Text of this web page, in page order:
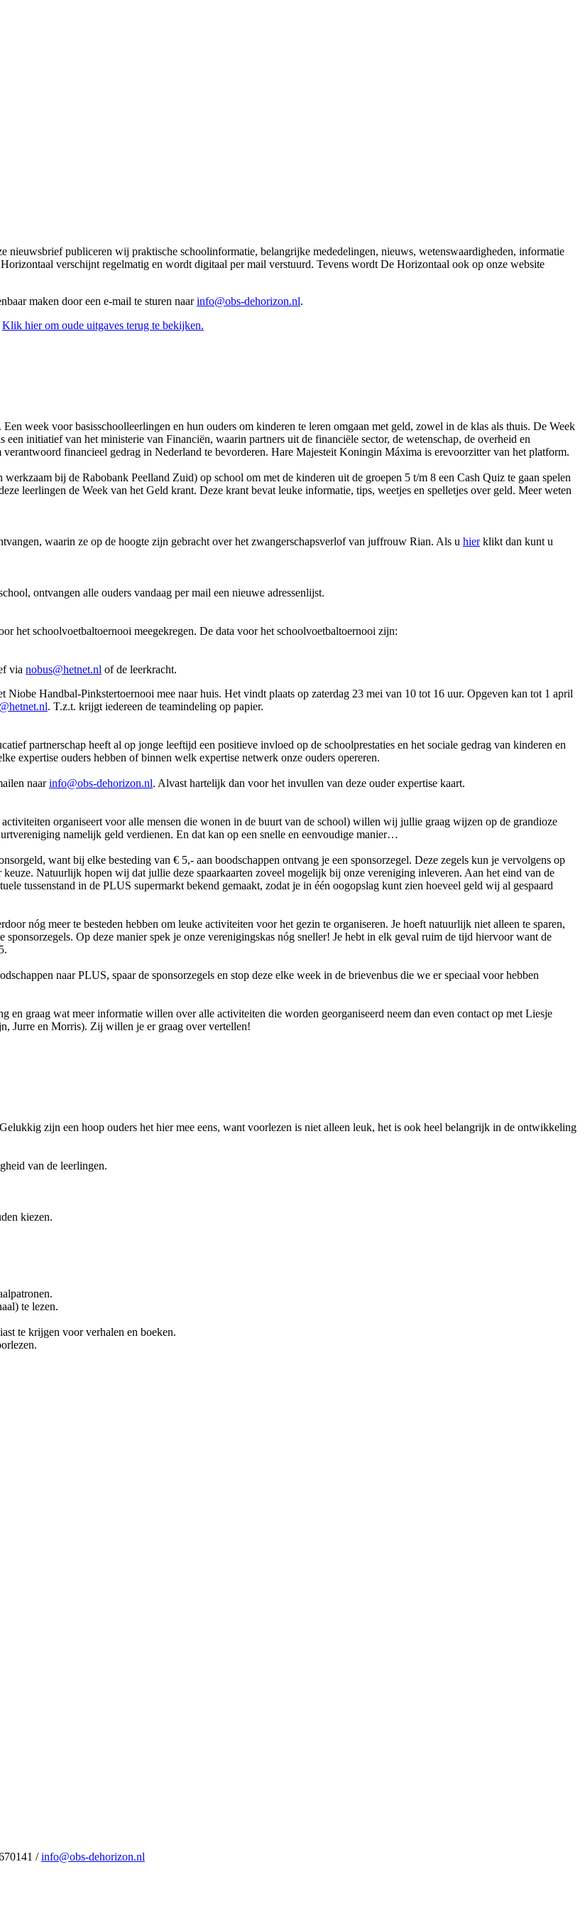
nieuwsbrief publiceren wij praktische schoolinformatie, belangrijke mededelingen, nieuws, wetenswaardigheden, informatie
verschijnt regelmatig en wordt digitaal per mail verstuurd. Tevens wordt De Horizontaal ook op onze website
maken door een e-mail te sturen naarinfo@obs-dehorizon.nl.
Klik hier om oude uitgaves terug te bekijken.
week voor basisschoolleerlingen en hun ouders om kinderen te leren omgaan met geld, zowel in de klas als thuis. De Week
initiatief van het ministerie van Financiën, waarin partners uit de financiële sector, de wetenschap, de overheid en
financieel gedrag in Nederland te bevorderen. Hare Majesteit Koningin Máxima is erevoorzitter van het platform.
bij de Rabobank Peelland Zuid) op school om met de kinderen uit de groepen 5 t/m 8 een Cash Quiz te gaan spelen
leerlingen de Week van het Geld krant. Deze krant bevat leuke informatie, tips, weetjes en spelletjes over geld. Meer weten
waarin ze op de hoogte zijn gebracht over het zwangerschapsverlof van juffrouw Rian. Als u hierklikt dan kunt u
ontvangen alle ouders vandaag per mail een nieuwe adressenlijst.
het schoolvoetbaltoernooi meegekregen. De data voor het schoolvoetbaltoernooi zijn:
via nobus@hetnet.nl of de leerkracht.
Handbal-Pinkstertoernooi mee naar huis. Het vindt plaats op zaterdag 23 mei van 10 tot 16 uur. Opgeven kan tot 1 april
. T.z.t. krijgt iedereen de teamindeling op papier.
partnerschap heeft al op jonge leeftijd een positieve invloed op de schoolprestaties en het sociale gedrag van kinderen en
expertise ouders hebben of binnen welk expertise netwerk onze ouders opereren.
naarinfo@obs-dehorizon.nl. Alvast hartelijk dan voor het invullen van deze ouder expertise kaart.
organiseert voor alle mensen die wonen in de buurt van de school) willen wij jullie graag wijzen op de grandioze
namelijk geld verdienen. En dat kan op een snelle en eenvoudige manier…
want bij elke besteding van € 5,- aan boodschappen ontvang je een sponsorzegel. Deze zegels kun je vervolgens op
Natuurlijk hopen wij dat jullie deze spaarkaarten zoveel mogelijk bij onze vereniging inleveren. Aan het eind van de
tussenstand in de PLUS supermarkt bekend gemaakt, zodat je in één oogopslag kunt zien hoeveel geld wij al gespaard
nóg meer te besteden hebben om leuke activiteiten voor het gezin te organiseren. Je hoeft natuurlijk niet alleen te sparen,
Op deze manier spek je onze verenigingskas nóg sneller! Je hebt in elk geval ruim de tijd hiervoor want de
naar PLUS, spaar de sponsorzegels en stop deze elke week in de brievenbus die we er speciaal voor hebben
graag wat meer informatie willen over alle activiteiten die worden georganiseerd neem dan even contact op met Liesje
Jurre en Morris). Zij willen je er graag over vertellen!
zijn een hoop ouders het hier mee eens, want voorlezen is niet alleen leuk, het is ook heel belangrijk in de ontwikkeling
van de leerlingen.
kiezen.
te lezen.
te krijgen voor verhalen en boeken.
/info@obs-dehorizon.nl